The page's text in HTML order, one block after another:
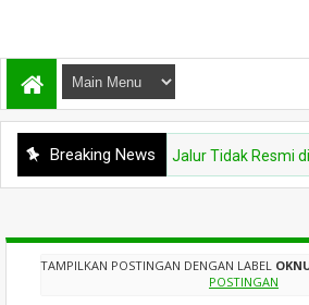
Breaking News
Kalbar Tinjau Jalur Tidak Resmi di
TAMPILKAN POSTINGAN DENGAN LABEL
POSTINGAN